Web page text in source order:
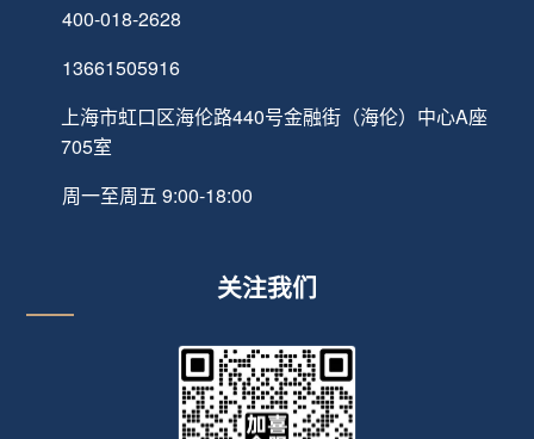
400-018-2628
13661505916
上海市虹口区海伦路440号金融街（海伦）中心A座
705室
周一至周五 9:00-18:00
关注我们